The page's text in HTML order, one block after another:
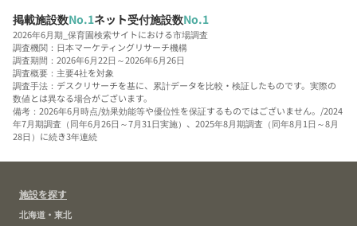
掲載施設数No.1ネット受付施設数No.1
2026年6月期_保育園検索サイトにおける市場調査
調査機関：日本マーケティングリサーチ機構
調査期間：2026年6月22日～2026年6月26日
調査概要：主要4社を対象
調査手法：デスクリサーチを基に、累計データを比較・検証したものです。実際の
数値とは異なる場合がございます。
備考：2026年6月時点/効果効能等や優位性を保証するものではございません。/2024
年7月期調査（同年6月26日～7月31日実施）、2025年8月期調査（同年8月1日～8月
28日）に続き3年連続
施設を探す
北海道・東北